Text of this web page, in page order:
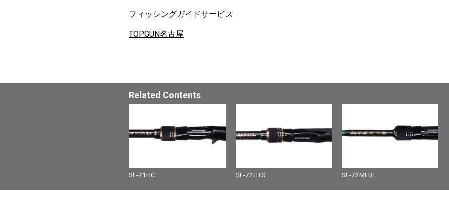
フィッシングガイドサービス
TOPGUN名古屋
Related Contents
SL-71HC SL-72H+S SL-72MLBF